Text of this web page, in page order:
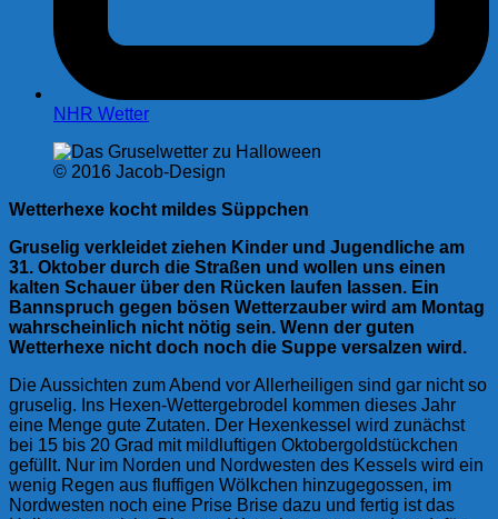
NHR Wetter
© 2016 Jacob-Design
Wetterhexe kocht mildes Süppchen
Gruselig verkleidet ziehen Kinder und Jugendliche am
31. Oktober durch die Straßen und wollen uns einen
kalten Schauer über den Rücken laufen lassen. Ein
Bannspruch gegen bösen Wetterzauber wird am Montag
wahrscheinlich nicht nötig sein. Wenn der guten
Wetterhexe nicht doch noch die Suppe versalzen wird.
Die Aussichten zum Abend vor Allerheiligen sind gar nicht so
gruselig. Ins Hexen-Wettergebrodel kommen dieses Jahr
eine Menge gute Zutaten. Der Hexenkessel wird zunächst
bei 15 bis 20 Grad mit mildluftigen Oktobergoldstückchen
gefüllt. Nur im Norden und Nordwesten des Kessels wird ein
wenig Regen aus fluffigen Wölkchen hinzugegossen, im
Nordwesten noch eine Prise Brise dazu und fertig ist das